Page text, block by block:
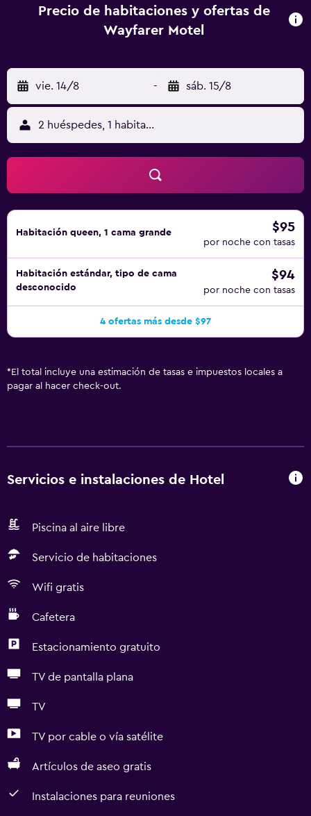
pueden navegar por la web gracias a nuestro acceso a
Internet wifi gratis. Las habitaciones también incluyen
alojamiento hay piscina al aire libre de temporada y
bañera de hidromasaje. Se pueden practicar las
actividades de ocio y esparcimiento que se indican más
abajo en las instalaciones o cerca del alojamiento (es
posible que se aplique un recargo).
Precio de habitaciones y ofertas de
Wayfarer Motel
vie. 14/8 - sáb. 15/8
2 huéspedes, 1 habitación
Habitación queen, 1 cama grande $95
por noche con tasas
Habitación estándar, tipo de cama
desconocido
$94
por noche con tasas
4 ofertas más desde $97
* El total incluye una estimación de tasas e impuestos locales a
pagar al hacer check-out.
Servicios e instalaciones de Hotel
Piscina al aire libre
Servicio de habitaciones
Wifi gratis
Cafetera
Estacionamiento gratuito
TV de pantalla plana
TV
TV por cable o vía satélite
Artículos de aseo gratis
Instalaciones para reuniones